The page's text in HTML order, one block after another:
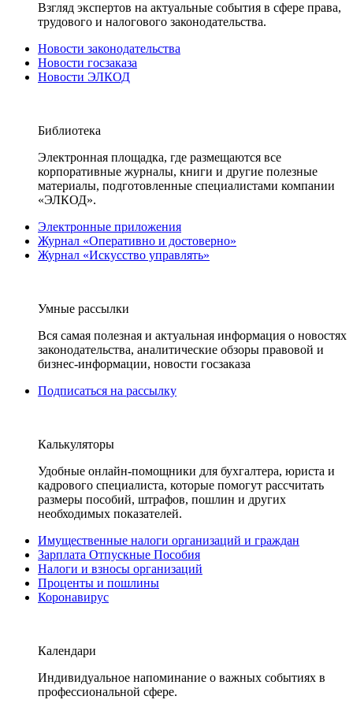
Взгляд экспертов на актуальные события в сфере права,
трудового и налогового законодательства.
Новости законодательства
Новости госзаказа
Новости ЭЛКОД
Библиотека
Электронная площадка, где размещаются все
корпоративные журналы, книги и другие полезные
материалы, подготовленные специалистами компании
«ЭЛКОД».
Электронные приложения
Журнал «Оперативно и достоверно»
Журнал «Искусство управлять»
Умные рассылки
Вся самая полезная и актуальная информация о новостях
законодательства, аналитические обзоры правовой и
бизнес-информации, новости госзаказа
Подписаться на рассылку
Калькуляторы
Удобные онлайн-помощники для бухгалтера, юриста и
кадрового специалиста, которые помогут рассчитать
размеры пособий, штрафов, пошлин и других
необходимых показателей.
Имущественные налоги организаций и граждан
Зарплата Отпускные Пособия
Налоги и взносы организаций
Проценты и пошлины
Коронавирус
Календари
Индивидуальное напоминание о важных событиях в
профессиональной сфере.